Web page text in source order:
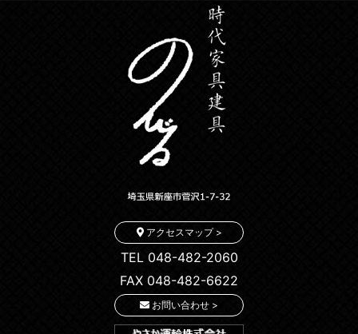
アクセスマップ >
TEL 048-482-2060
FAX 048-482-6622
お問い合わせ >